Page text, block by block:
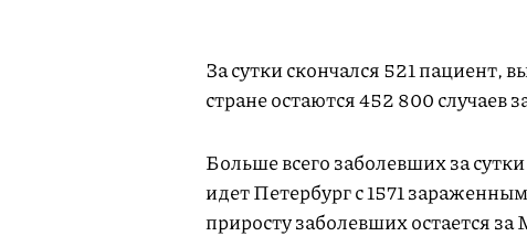
За сутки скончался 521 пациент,
стране остаются 452 800 случаев
Больше всего заболевших за
идет Петербург с 1571
приросту заболевших остается